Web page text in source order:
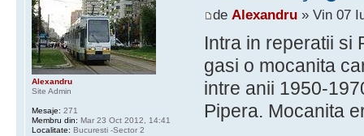
de Alexandru» Vin 07
Intra in reperatii si
gasi o mocanita
intre anii 1950-
Pipera. Mocanita
Alexandru
Site Admin
Mesaje: 271
Membru din: Mar 23 Oct 2012, 14:41
Localitate: Bucuresti -Sector 2